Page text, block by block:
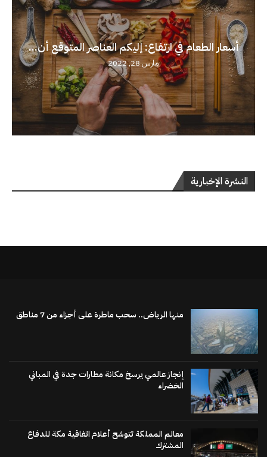
أسعار الطعام في ارتفاع: إليكم العناصر المتوقع أن...
مارس 28, 2022
النشرة الإخبارية
منها الرياض.. سحب ماطرة على أجزاء من 7 مناطق
إنجاز عالمي يرسخ مكانة مطارات جدة في المباني
الخضراء
معالم المملكة تتوشح أعلام اتفاقية مكة للدفاع
المشترك